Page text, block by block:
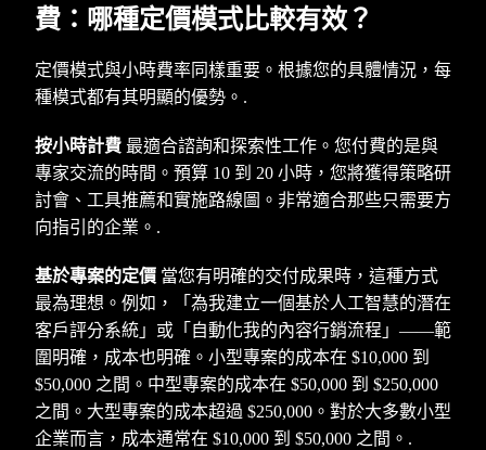
費：哪種定價模式比較有效？
定價模式與小時費率同樣重要。根據您的具體情況，每
種模式都有其明顯的優勢。.
按小時計費 最適合諮詢和探索性工作。您付費的是與
專家交流的時間。預算 10 到 20 小時，您將獲得策略研
討會、工具推薦和實施路線圖。非常適合那些只需要方
向指引的企業。.
基於專案的定價 當您有明確的交付成果時，這種方式
最為理想。例如，「為我建立一個基於人工智慧的潛在
客戶評分系統」或「自動化我的內容行銷流程」——範
圍明確，成本也明確。小型專案的成本在 $10,000 到
$50,000 之間。中型專案的成本在 $50,000 到 $250,000
之間。大型專案的成本超過 $250,000。對於大多數小型
企業而言，成本通常在 $10,000 到 $50,000 之間。.